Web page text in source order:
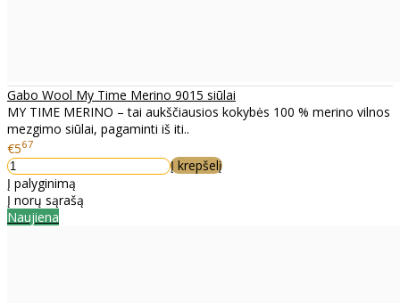
Gabo Wool My Time Merino 9015 siūlai
MY TIME MERINO – tai aukščiausios kokybės 100 % merino vilnos
mezgimo siūlai, pagaminti iš iti..
€567
Į krepšelį
Į palyginimą
Į norų sąrašą
Naujiena